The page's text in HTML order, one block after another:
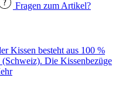
Fragen zum Artikel?
Kissen besteht aus 100 %
Die Kissenbezüge